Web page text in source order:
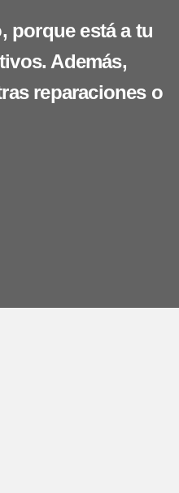
porque está a tu
Además,
reparaciones o